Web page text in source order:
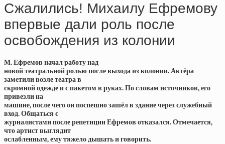
Сжалились! Михаилу Ефремову
впервые дали роль после
освобождения из колонии
М. Ефремов начал работу над
новой театральной ролью после выхода из колонии. Актёра
заметили возле театра в
скромной одежде и с пакетом в руках. По словам источников, его
привезли на
машине, после чего он поспешно зашёл в здание через служебный
вход. Общаться с
журналистами после репетиции Ефремов отказался. Отмечается,
что артист выглядит
ослабленным, ему тяжело дышать и говорить.